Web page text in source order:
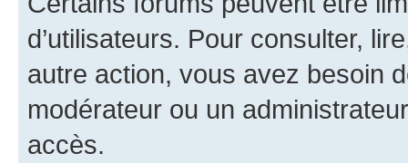
d’utilisateurs. Pour consulter,
autre action, vous avez besoin
modérateur ou un
accès.